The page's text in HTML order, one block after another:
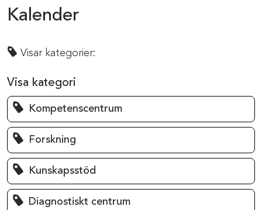
Kalender
Visar kategorier:
Visa kategori
Kompetenscentrum
Forskning
Kunskapsstöd
Diagnostiskt centrum